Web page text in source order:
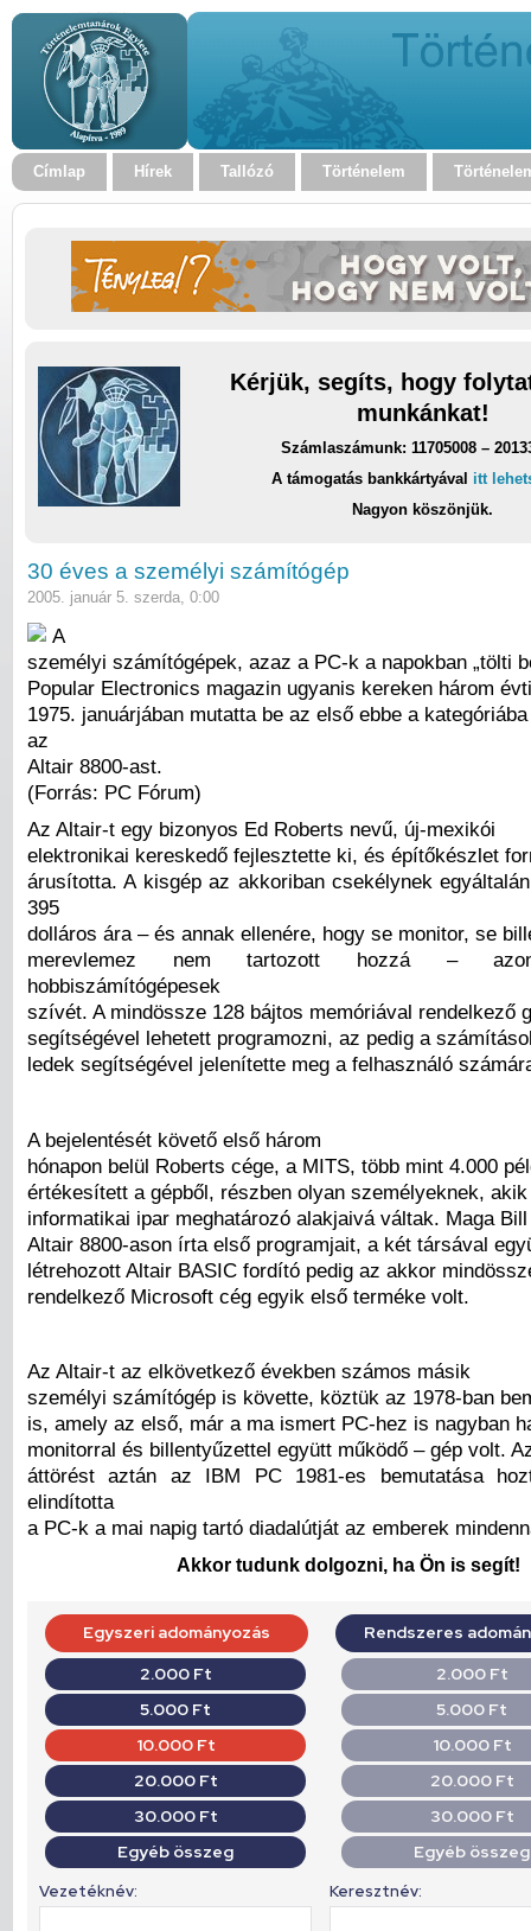
Címlap Hírek Tallózó Történelem
Kérjük, segíts, hogy
munkánkat!
Számlaszámunk: 11705008 –
A támogatás bankkártyával itt
Nagyon köszönjük.
30 éves a személyi számítógép
2005. január 5. szerda, 0:00
A
személyi számítógépek, azaz a PC-k a napokban „tölti
Popular Electronics magazin ugyanis kereken három
1975. januárjában mutatta be az első ebbe a
az
Altair 8800-ast.
(Forrás: PC Fórum)
Az Altair-t egy bizonyos Ed Roberts nevű, új-mexikói
elektronikai kereskedő fejlesztette ki, és építőkészlet
árusította. A kisgép az akkoriban csekélynek
395
dolláros ára – és annak ellenére, hogy se monitor, se
merevlemez nem tartozott hozzá –
hobbiszámítógépesek
szívét. A mindössze 128 bájtos memóriával rendelkező
segítségével lehetett programozni, az pedig a
ledek segítségével jelenítette meg a felhasználó
A bejelentését követő első három
hónapon belül Roberts cége, a MITS, több mint 4.000
értékesített a gépből, részben olyan személyeknek,
informatikai ipar meghatározó alakjaivá váltak. Maga
Altair 8800-ason írta első programjait, a két társával
létrehozott Altair BASIC fordító pedig az akkor
rendelkező Microsoft cég egyik első terméke volt.
Az Altair-t az elkövetkező években számos másik
személyi számítógép is követte, köztük az 1978-ban
is, amely az első, már a ma ismert PC-hez is nagyban
monitorral és billentyűzettel együtt működő – gép volt.
áttörést aztán az IBM PC 1981-es bemutatása
elindította
a PC-k a mai napig tartó diadalútját az emberek
Akkor tudunk dolgozni, ha Ön is segít!